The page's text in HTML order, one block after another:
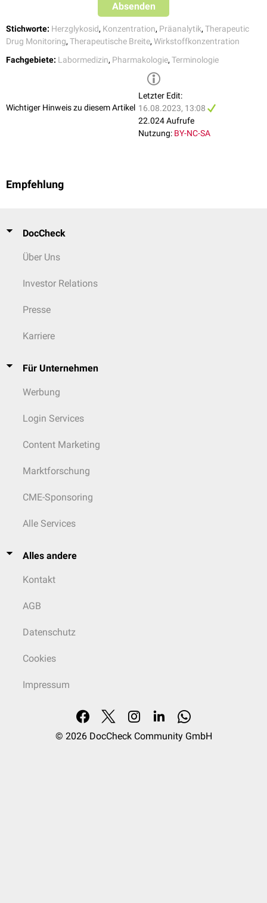
Absenden
Stichworte: Herzglykosid, Konzentration, Präanalytik, Therapeutic
Drug Monitoring, Therapeutische Breite, Wirkstoffkonzentration
Fachgebiete: Labormedizin, Pharmakologie, Terminologie
Wichtiger Hinweis zu diesem Artikel
Letzter Edit:
16.08.2023, 13:08
22.024 Aufrufe
Nutzung: BY-NC-SA
Empfehlung
DocCheck
Über Uns
Investor Relations
Presse
Karriere
Für Unternehmen
Werbung
Login Services
Content Marketing
Marktforschung
CME-Sponsoring
Alle Services
Alles andere
Kontakt
AGB
Datenschutz
Cookies
Impressum
© 2026 DocCheck Community GmbH